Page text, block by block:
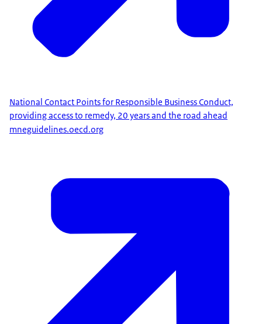
National Contact Points for Responsible Business Conduct,
providing access to remedy, 20 years and the road ahead
mneguidelines.oecd.org